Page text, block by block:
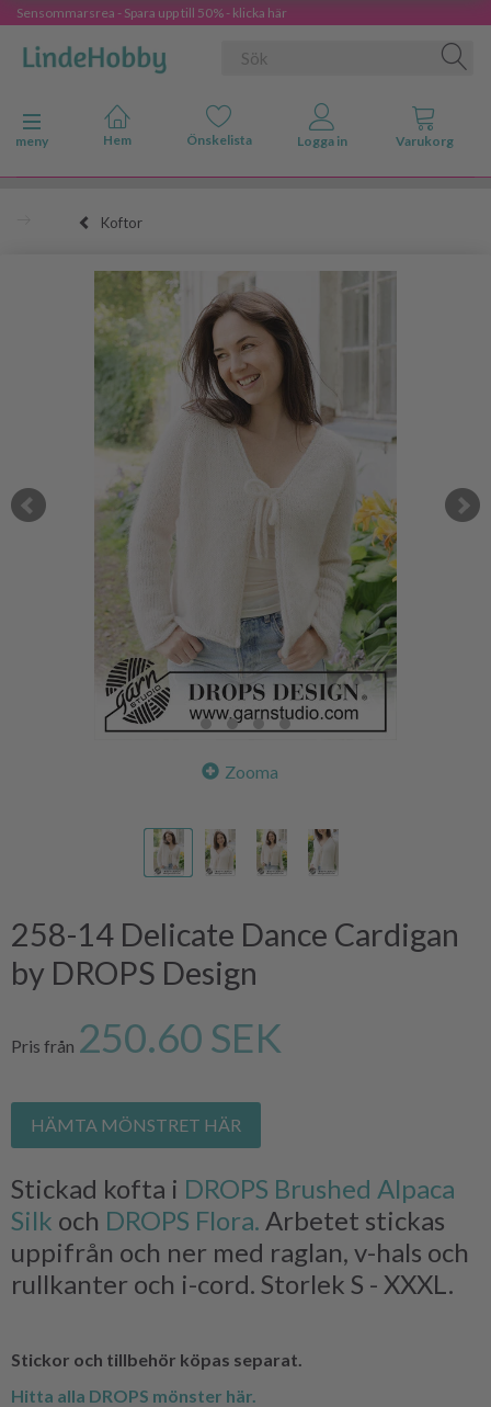
Sensommarsrea - Spara upp till 50% - klicka här
Ändra navigering
meny
Koftor
Zooma
258-14 Delicate Dance Cardigan
by DROPS Design
Pris från 250.60 SEK
HÄMTA MÖNSTRET HÄR
Stickad kofta i DROPS Brushed Alpaca
Silk och DROPS Flora. Arbetet stickas
uppifrån och ner med raglan, v-hals och
rullkanter och i-cord. Storlek S - XXXL.
Stickor och tillbehör köpas separat.
Hitta alla DROPS mönster här.